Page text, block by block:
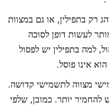
רק בתפילין, או גם במצוות
לעשות דופן לסוכה
למה בתפילין יש לפסול
אינו פוסל.
מצווה לתשמישי קדושה.
להחמיר יותר. כמובן, שלפי